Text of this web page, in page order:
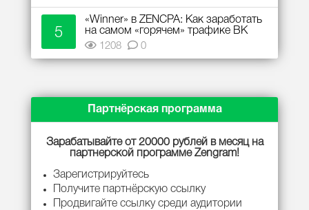
5
«Winner» в ZENCPA: Как заработать
на самом «горячем» трафике ВК
1208
0
Партнёрская программа
Зарабатывайте от 20000 рублей в месяц на
партнерской программе Zengram!
Зарегистрируйтесь
Получите партнёрскую ссылку
Продвигайте ссылку среди аудитории